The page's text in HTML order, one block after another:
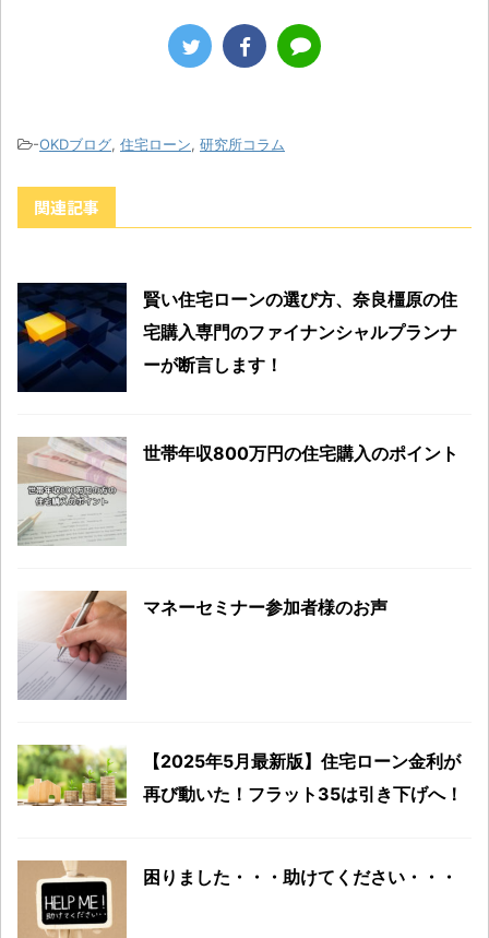
-OKDブログ, 住宅ローン, 研究所コラム
関連記事
賢い住宅ローンの選び方、奈良橿原の住
宅購入専門のファイナンシャルプランナ
ーが断言します！
世帯年収800万円の住宅購入のポイント
マネーセミナー参加者様のお声
【2025年5月最新版】住宅ローン金利が
再び動いた！フラット35は引き下げへ！
困りました・・・助けてください・・・